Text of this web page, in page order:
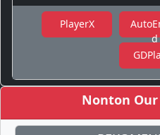
PlayerX
d
Nonton Our